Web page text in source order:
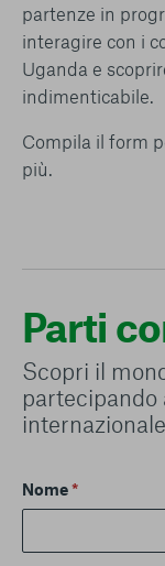
partenze in
interagire con i
Uganda e
indimenticabile.
Compila il form
più.
Parti
Scopri il
partecipando
internazionale.
Nome*